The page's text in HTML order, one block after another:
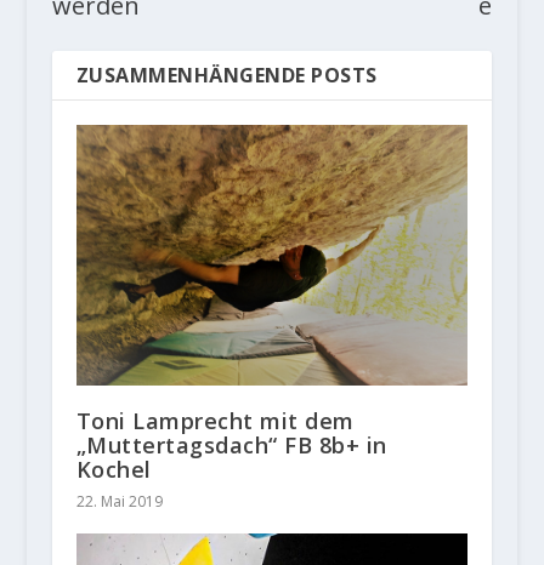
ZUSAMMENHÄNGENDE POSTS
Toni Lamprecht mit dem
„Muttertagsdach“ FB 8b+ in
Kochel
22. Mai 2019